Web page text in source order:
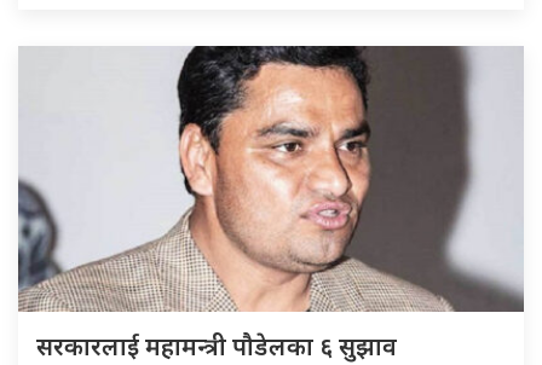
सरकारलाई महामन्त्री पौडेलका ६ सुझाव